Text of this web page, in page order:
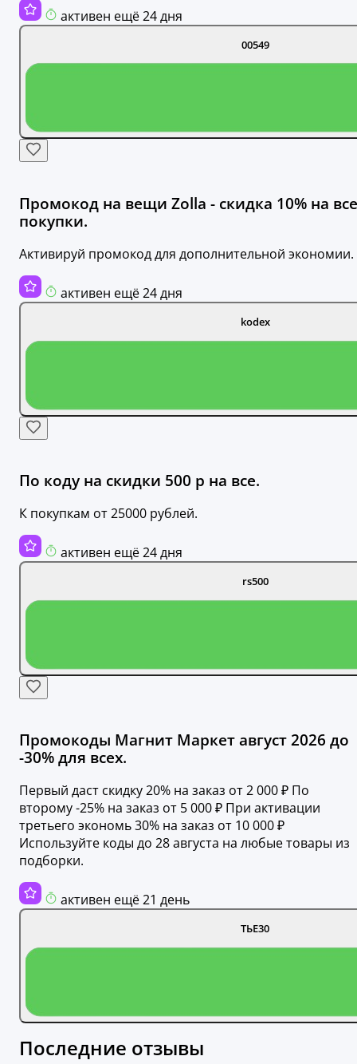
активен ещё 24 дня
00549
Промокод на вещи Zolla - скидка 10% на все
покупки.
Активируй промокод для дополнительной экономии.
активен ещё 24 дня
kodex
По коду на скидки 500 р на все.
К покупкам от 25000 рублей.
активен ещё 24 дня
rs500
Промокоды Магнит Маркет август 2026 до
-30% для всех.
Первый даст скидку 20% на заказ от 2 000 ₽ По
второму -25% на заказ от 5 000 ₽ При активации
третьего экономь 30% на заказ от 10 000 ₽
Используйте коды до 28 августа на любые товары из
подборки.
активен ещё 21 день
ТЬЕ30
Последние отзывы